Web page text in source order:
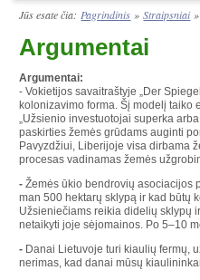
Jūs esate čia: Pagrindinis »Straipsniai
Argumentai
Argumentai:
- Vokietijos savaitraštyje „Der
kolonizavimo forma. Šį modelį
„Užsienio investuotojai superka
paskirties žemės grūdams auginti
Pavyzdžiui, Liberijoje visa dirbama
procesas vadinamas žemės
-Žemės ūkio bendrovių asociacijos
man 500 hektarų sklypą ir kad būtų
Užsieniečiams reikia didelių sklypų
netaikyti joje sėjomainos. Po 5–10
- Danai Lietuvoje turi kiaulių fermų,
nerimas, kad danai mūsų